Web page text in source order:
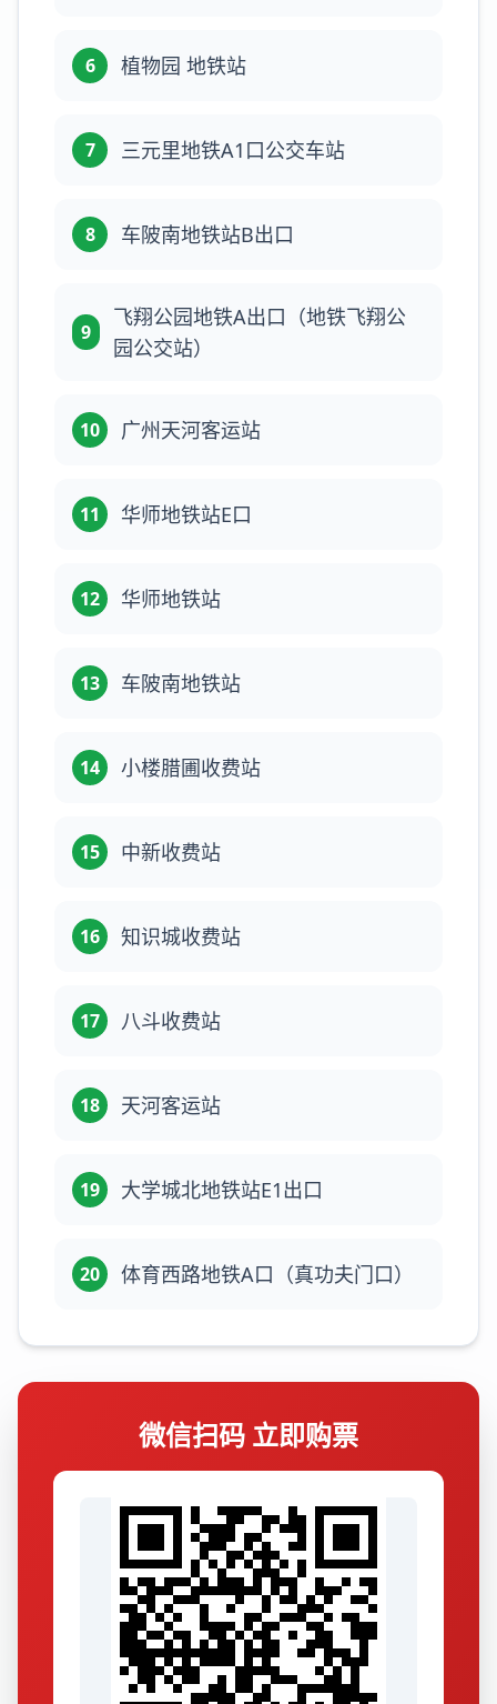
6 植物园 地铁站
7 三元里地铁A1口公交车站
8 车陂南地铁站B出口
9
飞翔公园地铁A出口（地铁飞翔公
园公交站）
10 广州天河客运站
11 华师地铁站E口
12 华师地铁站
13 车陂南地铁站
14 小楼腊圃收费站
15 中新收费站
16 知识城收费站
17 八斗收费站
18 天河客运站
19 大学城北地铁站E1出口
20 体育西路地铁A口（真功夫门口）
微信扫码 立即购票